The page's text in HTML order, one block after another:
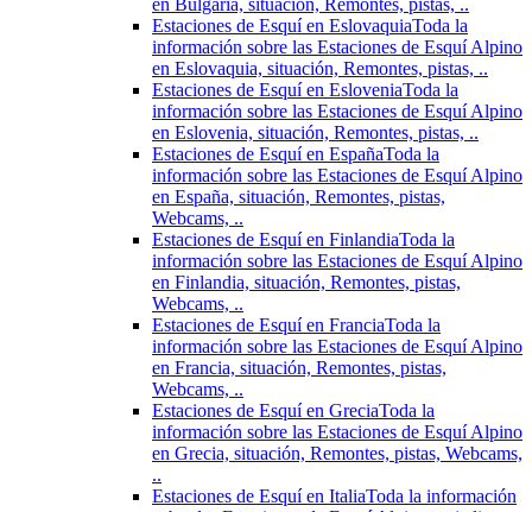
en Bulgaria, situación, Remontes, pistas, ..
Estaciones de Esquí en EslovaquiaToda la
información sobre las Estaciones de Esquí Alpino
en Eslovaquia, situación, Remontes, pistas, ..
Estaciones de Esquí en EsloveniaToda la
información sobre las Estaciones de Esquí Alpino
en Eslovenia, situación, Remontes, pistas, ..
Estaciones de Esquí en EspañaToda la
información sobre las Estaciones de Esquí Alpino
en España, situación, Remontes, pistas,
Webcams, ..
Estaciones de Esquí en FinlandiaToda la
información sobre las Estaciones de Esquí Alpino
en Finlandia, situación, Remontes, pistas,
Webcams, ..
Estaciones de Esquí en FranciaToda la
información sobre las Estaciones de Esquí Alpino
en Francia, situación, Remontes, pistas,
Webcams, ..
Estaciones de Esquí en GreciaToda la
información sobre las Estaciones de Esquí Alpino
en Grecia, situación, Remontes, pistas, Webcams,
..
Estaciones de Esquí en ItaliaToda la información